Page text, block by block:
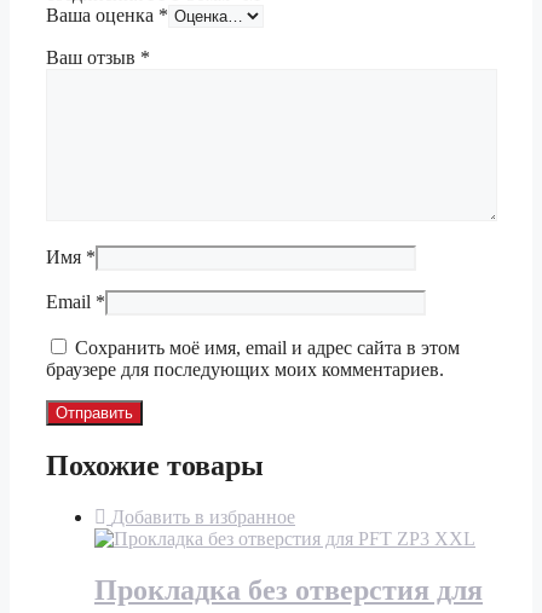
Ваша оценка *
Ваш отзыв *
Имя *
Email *
Сохранить моё имя, email и адрес сайта в этом
браузере для последующих моих комментариев.
Похожие товары
Добавить в избранное
Прокладка без отверстия для